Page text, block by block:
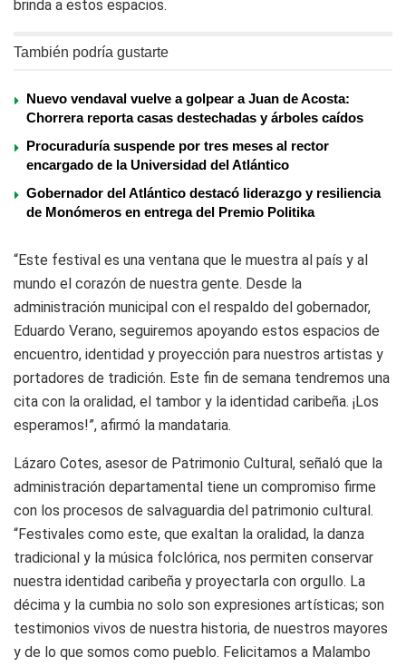
brinda a estos espacios.
También podría gustarte
Nuevo vendaval vuelve a golpear a Juan de Acosta:
Chorrera reporta casas destechadas y árboles caídos
Procuraduría suspende por tres meses al rector
encargado de la Universidad del Atlántico
Gobernador del Atlántico destacó liderazgo y resiliencia
de Monómeros en entrega del Premio Politika
“Este festival es una ventana que le muestra al país y al
mundo el corazón de nuestra gente. Desde la
administración municipal con el respaldo del gobernador,
Eduardo Verano, seguiremos apoyando estos espacios de
encuentro, identidad y proyección para nuestros artistas y
portadores de tradición. Este fin de semana tendremos una
cita con la oralidad, el tambor y la identidad caribeña. ¡Los
esperamos!”, afirmó la mandataria.
Lázaro Cotes, asesor de Patrimonio Cultural, señaló que la
administración departamental tiene un compromiso firme
con los procesos de salvaguardia del patrimonio cultural.
“Festivales como este, que exaltan la oralidad, la danza
tradicional y la música folclórica, nos permiten conservar
nuestra identidad caribeña y proyectarla con orgullo. La
décima y la cumbia no solo son expresiones artísticas; son
testimonios vivos de nuestra historia, de nuestros mayores
y de lo que somos como pueblo. Felicitamos a Malambo